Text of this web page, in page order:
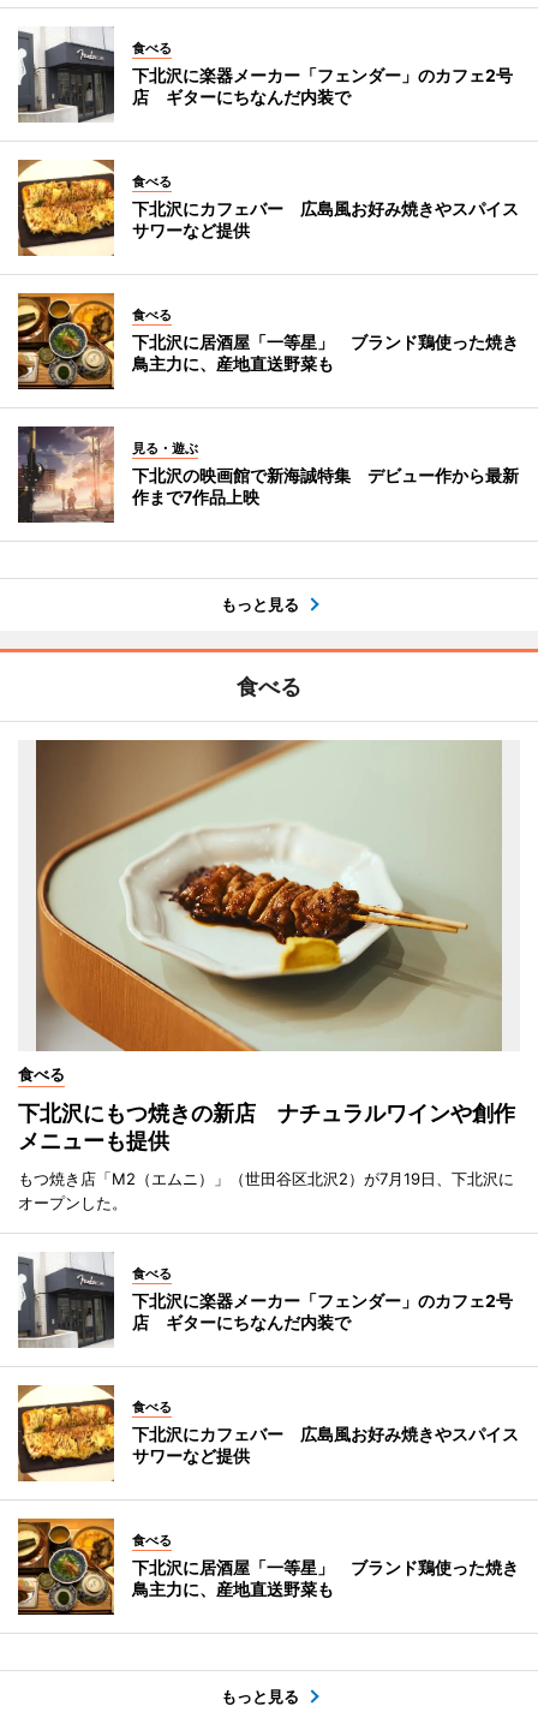
食べる
下北沢に楽器メーカー「フェンダー」のカフェ2号
店 ギターにちなんだ内装で
食べる
下北沢にカフェバー 広島風お好み焼きやスパイス
サワーなど提供
食べる
下北沢に居酒屋「一等星」 ブランド鶏使った焼き
鳥主力に、産地直送野菜も
見る・遊ぶ
下北沢の映画館で新海誠特集 デビュー作から最新
作まで7作品上映
もっと見る
食べる
食べる
下北沢にもつ焼きの新店 ナチュラルワインや創作
メニューも提供
もつ焼き店「M2（エムニ）」（世田谷区北沢2）が7月19日、下北沢に
オープンした。
食べる
下北沢に楽器メーカー「フェンダー」のカフェ2号
店 ギターにちなんだ内装で
食べる
下北沢にカフェバー 広島風お好み焼きやスパイス
サワーなど提供
食べる
下北沢に居酒屋「一等星」 ブランド鶏使った焼き
鳥主力に、産地直送野菜も
もっと見る